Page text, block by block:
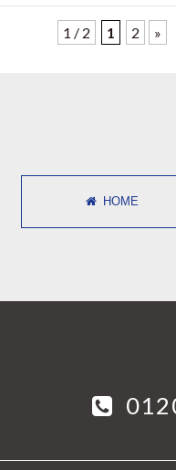
1 / 2 1 2 »
HOME